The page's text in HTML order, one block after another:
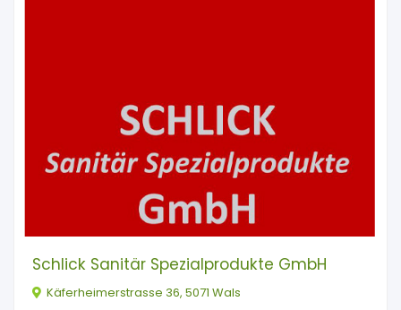
Schlick Sanitär Spezialprodukte GmbH
Käferheimerstrasse 36, 5071 Wals